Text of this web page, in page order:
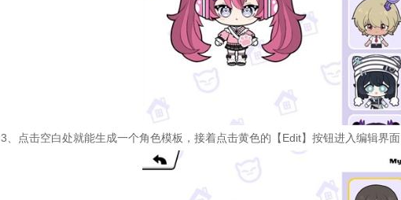
3、点击空白处就能生成一个角色模板，接着点击黄色的【Edit】按钮进入编辑界